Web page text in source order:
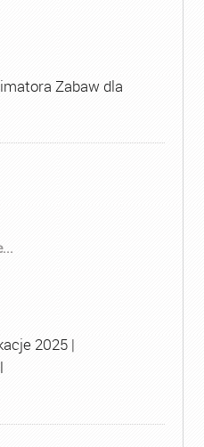
Zabaw dla
2025 |